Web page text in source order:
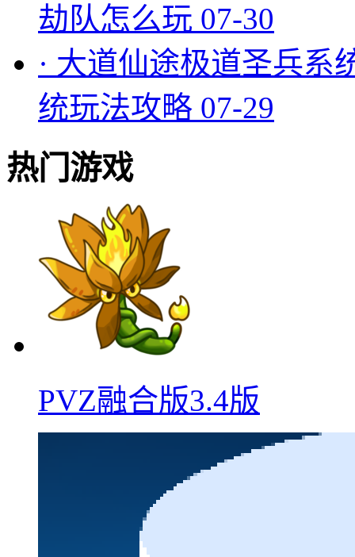
劫队怎么玩 07-30
· 大道仙途极道圣兵系
统玩法攻略 07-29
热门游戏
PVZ融合版3.4版